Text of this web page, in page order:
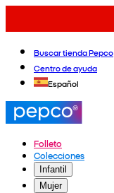
Buscar tienda Pepco
Centro de ayuda
Español
Folleto
Colecciones
Infantil
Mujer